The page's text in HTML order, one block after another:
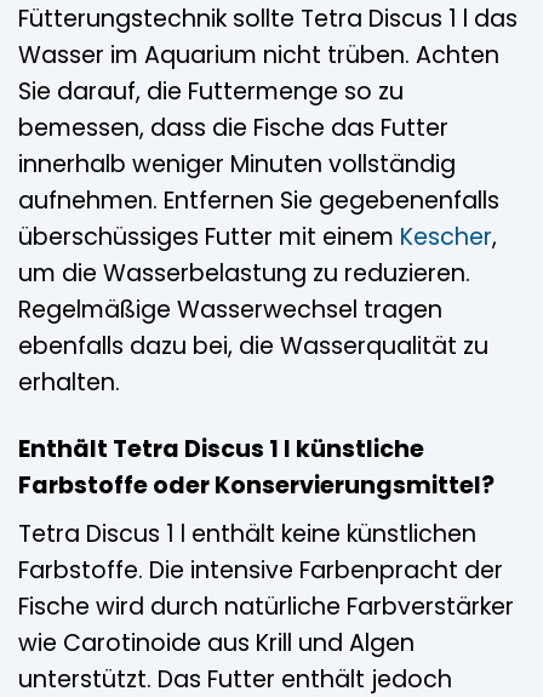
Fütterungstechnik sollte Tetra Discus 1 l das
Wasser im Aquarium nicht trüben. Achten
Sie darauf, die Futtermenge so zu
bemessen, dass die Fische das Futter
innerhalb weniger Minuten vollständig
aufnehmen. Entfernen Sie gegebenenfalls
überschüssiges Futter mit einem Kescher,
um die Wasserbelastung zu reduzieren.
Regelmäßige Wasserwechsel tragen
ebenfalls dazu bei, die Wasserqualität zu
erhalten.
Enthält Tetra Discus 1 l künstliche
Farbstoffe oder Konservierungsmittel?
Tetra Discus 1 l enthält keine künstlichen
Farbstoffe. Die intensive Farbenpracht der
Fische wird durch natürliche Farbverstärker
wie Carotinoide aus Krill und Algen
unterstützt. Das Futter enthält jedoch